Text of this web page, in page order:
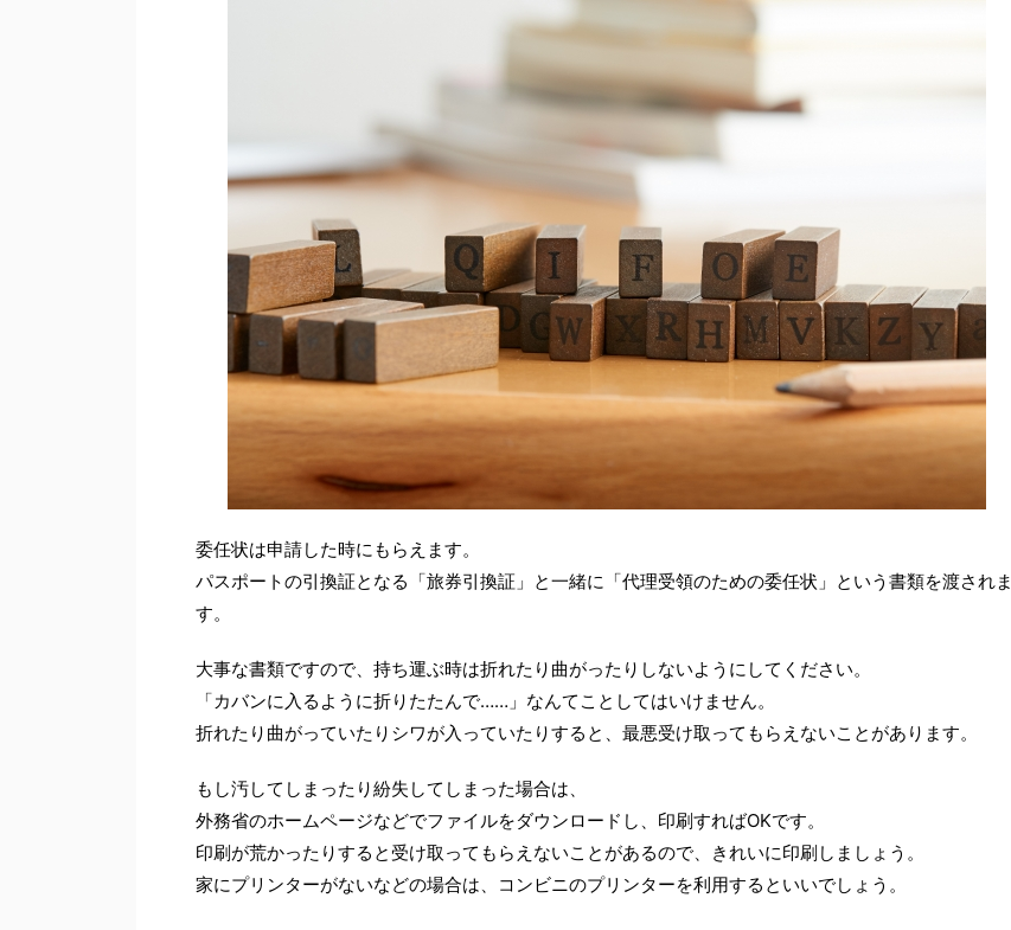
委任状は申請した時にもらえます。
パスポートの引換証となる「旅券引換証」と一緒に「代理受領のための委任状」という書類を渡されま
す。
大事な書類ですので、持ち運ぶ時は折れたり曲がったりしないようにしてください。
「カバンに入るように折りたたんで……」なんてことしてはいけません。
折れたり曲がっていたりシワが入っていたりすると、最悪受け取ってもらえないことがあります。
もし汚してしまったり紛失してしまった場合は、
外務省のホームページなどでファイルをダウンロードし、印刷すればOKです。
印刷が荒かったりすると受け取ってもらえないことがあるので、きれいに印刷しましょう。
家にプリンターがないなどの場合は、コンビニのプリンターを利用するといいでしょう。